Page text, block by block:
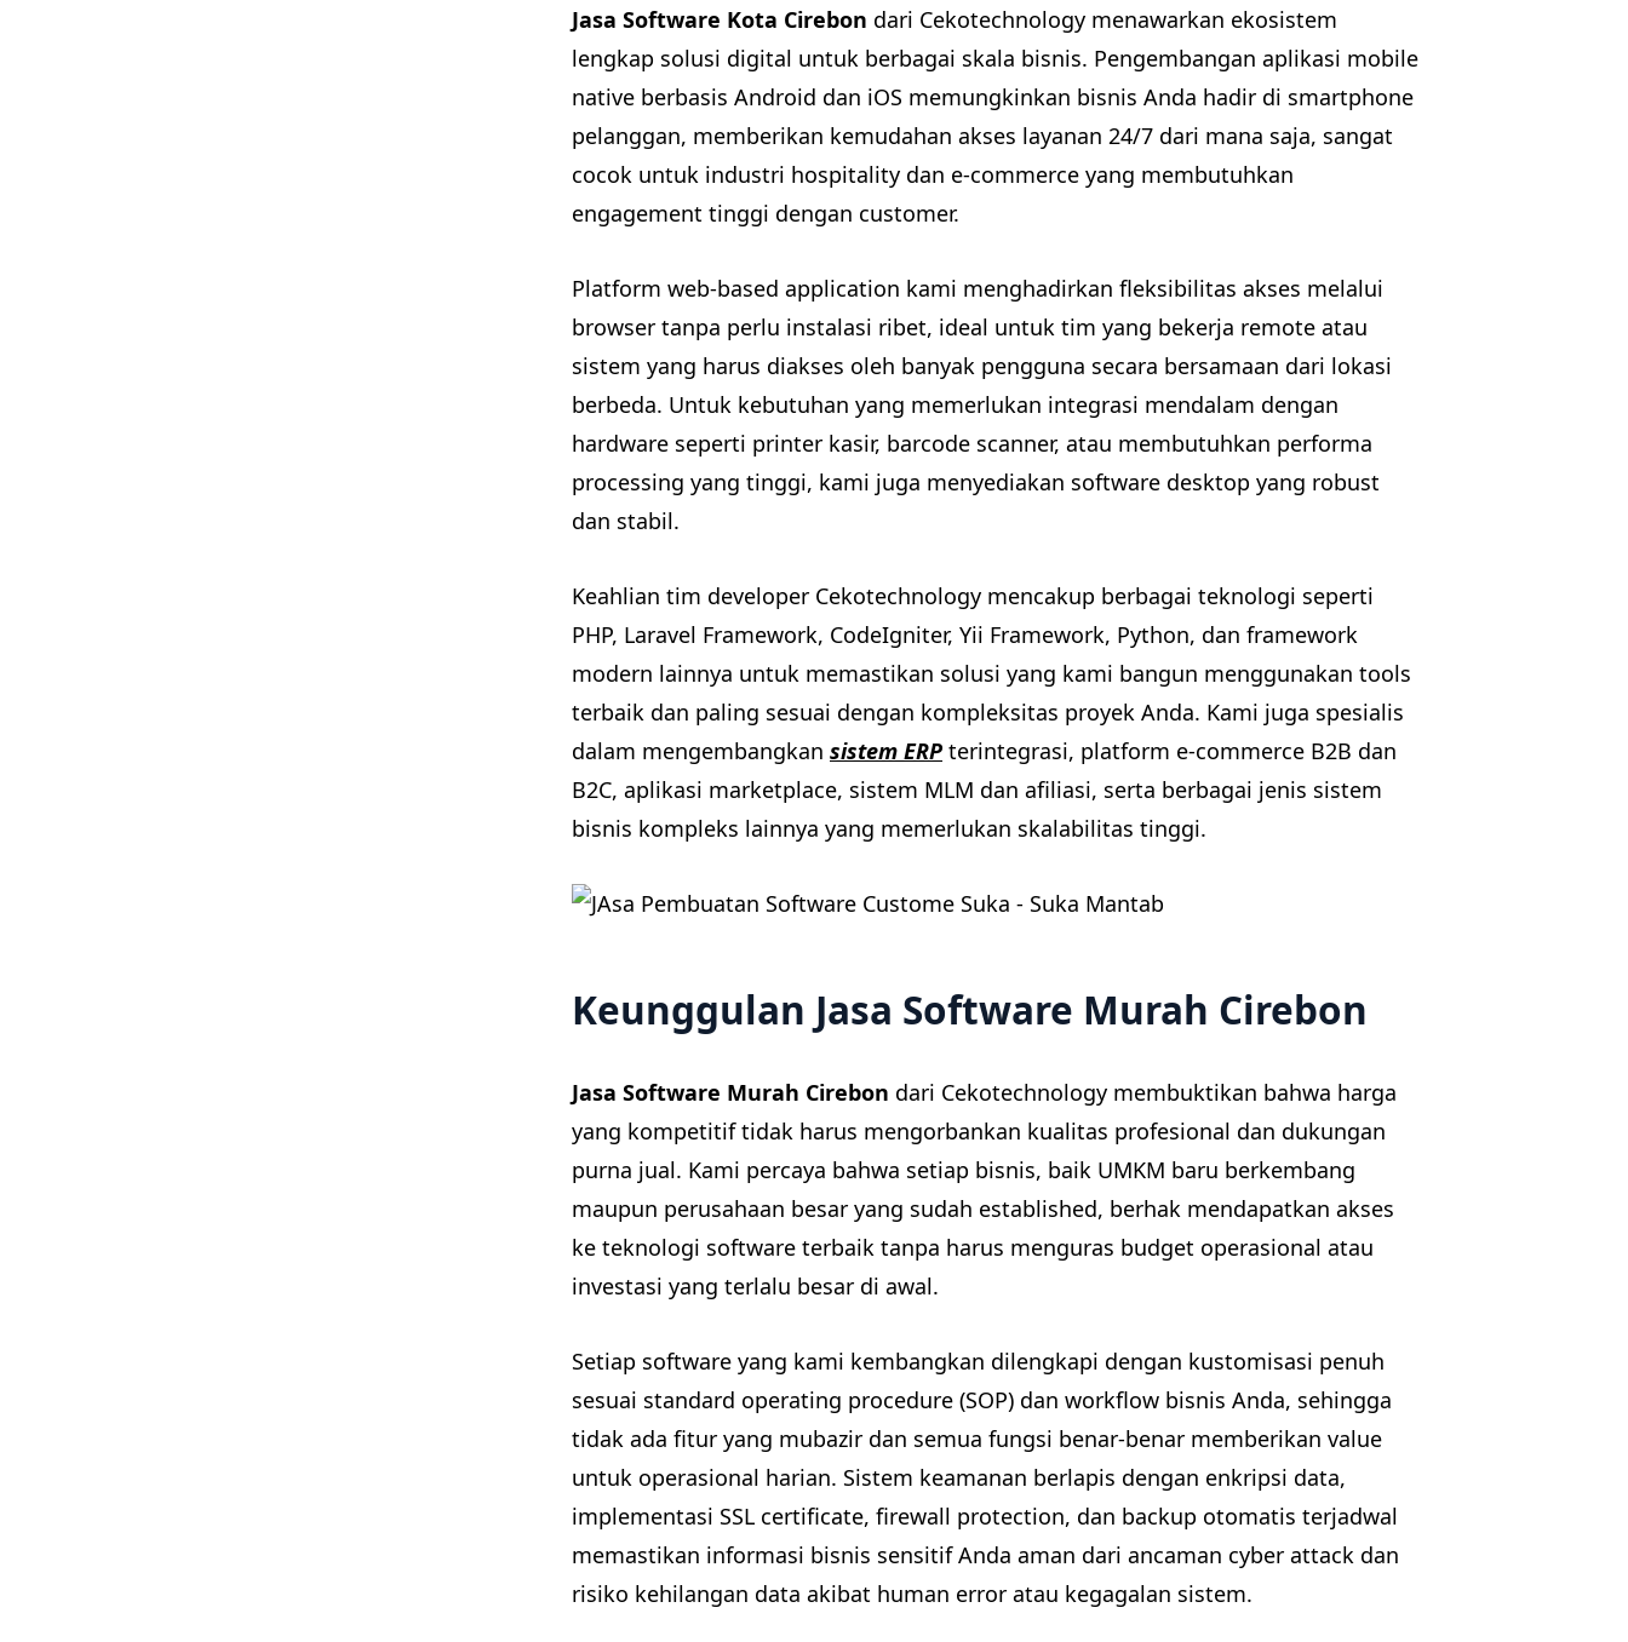
Jasa Software Kota Cirebon dari Cekotechnology menawarkan ekosistem
lengkap solusi digital untuk berbagai skala bisnis. Pengembangan aplikasi mobile
native berbasis Android dan iOS memungkinkan bisnis Anda hadir di smartphone
pelanggan, memberikan kemudahan akses layanan 24/7 dari mana saja, sangat
cocok untuk industri hospitality dan e-commerce yang membutuhkan
engagement tinggi dengan customer.
Platform web-based application kami menghadirkan fleksibilitas akses melalui
browser tanpa perlu instalasi ribet, ideal untuk tim yang bekerja remote atau
sistem yang harus diakses oleh banyak pengguna secara bersamaan dari lokasi
berbeda. Untuk kebutuhan yang memerlukan integrasi mendalam dengan
hardware seperti printer kasir, barcode scanner, atau membutuhkan performa
processing yang tinggi, kami juga menyediakan software desktop yang robust
dan stabil.
Keahlian tim developer Cekotechnology mencakup berbagai teknologi seperti
PHP, Laravel Framework, CodeIgniter, Yii Framework, Python, dan framework
modern lainnya untuk memastikan solusi yang kami bangun menggunakan tools
terbaik dan paling sesuai dengan kompleksitas proyek Anda. Kami juga spesialis
dalam mengembangkan sistem ERP terintegrasi, platform e-commerce B2B dan
B2C, aplikasi marketplace, sistem MLM dan afiliasi, serta berbagai jenis sistem
bisnis kompleks lainnya yang memerlukan skalabilitas tinggi.
Keunggulan Jasa Software Murah Cirebon
Jasa Software Murah Cirebon dari Cekotechnology membuktikan bahwa harga
yang kompetitif tidak harus mengorbankan kualitas profesional dan dukungan
purna jual. Kami percaya bahwa setiap bisnis, baik UMKM baru berkembang
maupun perusahaan besar yang sudah established, berhak mendapatkan akses
ke teknologi software terbaik tanpa harus menguras budget operasional atau
investasi yang terlalu besar di awal.
Setiap software yang kami kembangkan dilengkapi dengan kustomisasi penuh
sesuai standard operating procedure (SOP) dan workflow bisnis Anda, sehingga
tidak ada fitur yang mubazir dan semua fungsi benar-benar memberikan value
untuk operasional harian. Sistem keamanan berlapis dengan enkripsi data,
implementasi SSL certificate, firewall protection, dan backup otomatis terjadwal
memastikan informasi bisnis sensitif Anda aman dari ancaman cyber attack dan
risiko kehilangan data akibat human error atau kegagalan sistem.